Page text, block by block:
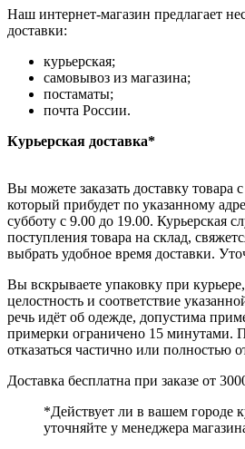
Наш интернет-магазин предлагает
доставки:
курьерская;
самовывоз из магазина;
постаматы;
почта России.
Курьерская доставка*
Вы можете заказать доставку товара
который прибудет по указанному
субботу с 9.00 до 19.00. Курьерская
поступления товара на склад,
выбрать удобное время доставки.
Вы вскрываете упаковку при
целостность и соответствие
речь идёт об одежде, допустима
примерки ограничено 15 минутами.
отказаться частично или полностью
Доставка бесплатна при заказе от
*Действует ли в вашем городе
уточняйте у менеджера